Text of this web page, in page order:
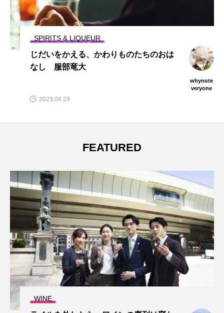
SPECIAL
「Why not? マガジン」が注目している
最旬な方にインタビュー Vol.02 後半
whynote
veryone
2023.04.15
FEATURED
WINE